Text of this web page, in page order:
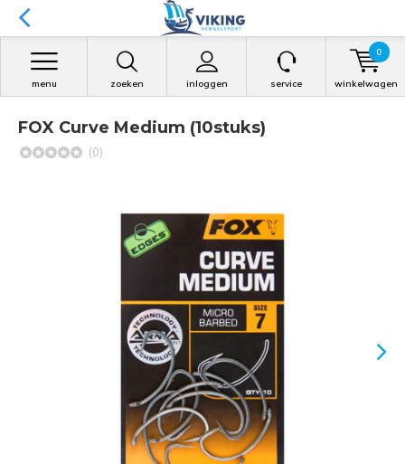
zoeken inloggen
menu service winkelwagen
0
FOX Curve Medium (10stuks)
(0)